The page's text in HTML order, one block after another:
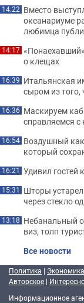
14:22 Вместо
океанариуме
любимца
14:17
о клещах
16:39 Итальянская
сыром из того,
16:36 Маскируем
справляемся
16:54 Воздушный
который
16:21 Удивил гостей
15:31 Шторы
через стекло
13:18 Небанальный
виз, толп
Все новости
Политика | Экономика
Авторское |
Информационное